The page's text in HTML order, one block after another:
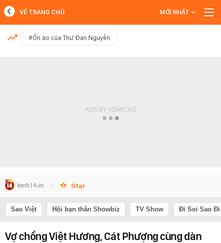
MỚI NHẤT
VỀ TRANG CHỦ MỚI NHẤT
#Ồn ào của Thư Đan Nguyễn
Star
Sao Việt Hội bạn thân Showbiz TV Show Đi Soi Sao Đi
Vợ chồng Việt Hương, Cát Phượng cùng dàn